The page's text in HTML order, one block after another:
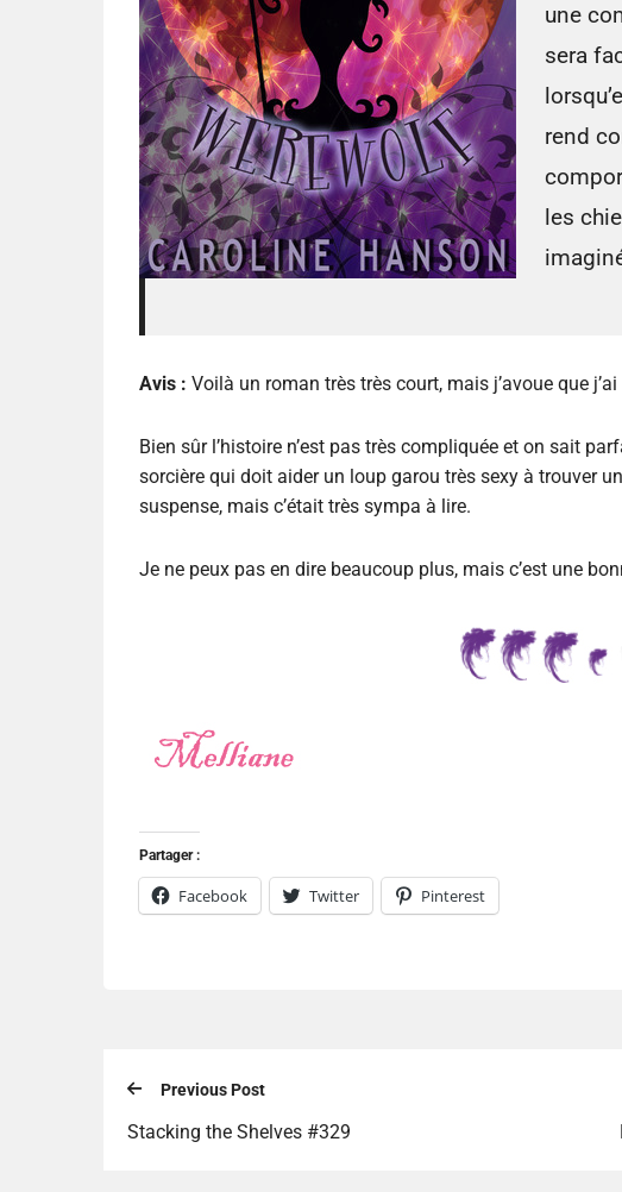
une
sera
rend
les
Avis : Voilà un roman très très court, mais j’avoue que
Bien sûr l’histoire n’est pas très compliquée et on sait
sorcière qui doit aider un loup garou très sexy à trouver
suspense, mais c’était très sympa à lire.
Je ne peux pas en dire beaucoup plus, mais c’est une
Partager :
Facebook Twitter Pinterest
Previous Post
Stacking the Shelves #329